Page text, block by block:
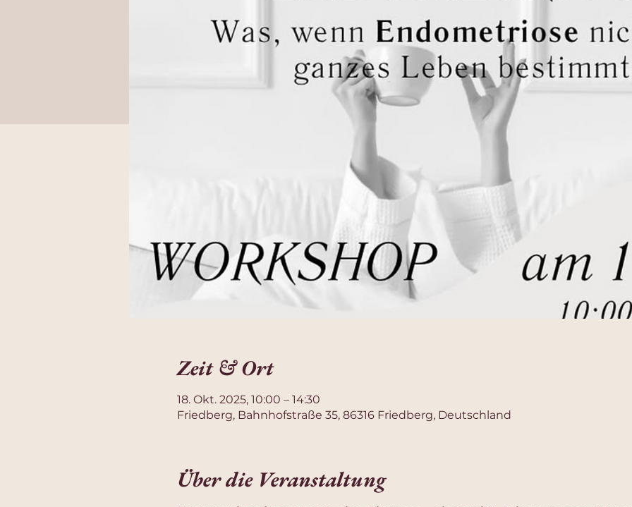
Zeit & Ort
18. Okt. 2025, 10:00 – 14:30
Friedberg, Bahnhofstraße 35, 86316 Friedberg, Deutschland
Über die Veranstaltung